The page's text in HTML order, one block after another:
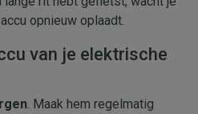
opnieuw oplaadt.
van je elektrische
. Maak hem regelmatig